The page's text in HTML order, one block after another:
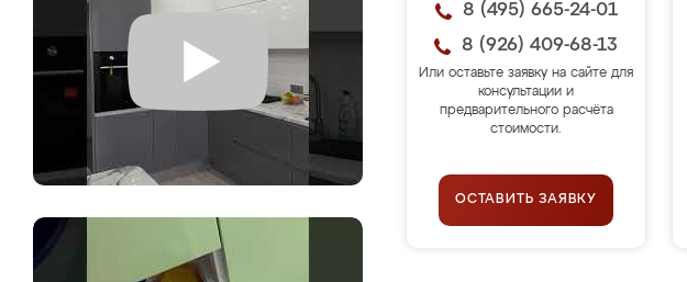
8 (495) 665-24-01
8 (926) 409-68-13
Или оставьте заявку на сайте для
консультации и
предварительного расчёта
стоимости.
ОСТАВИТЬ ЗАЯВКУ